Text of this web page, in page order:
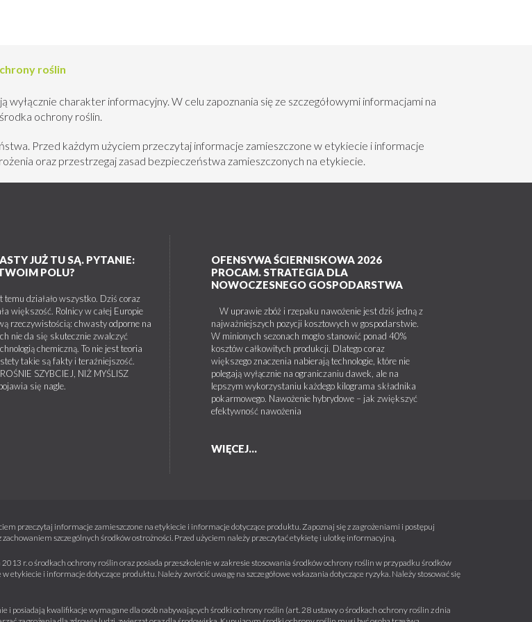
roślin
charakter informacyjny. W celu zapoznania się ze szczegółowymi informacjami na
ochrony roślin.
Przed każdym użyciem przeczytaj informacje zamieszczone w etykiecie i informacje
oraz przestrzegaj zasad bezpieczeństwa zamieszczonych na etykiecie.
JUŻ TU SĄ. PYTANIE:
POLU?
temu działało wszystko. Dziś coraz
większość. Rolnicy w całej Europie
rzeczywistością: chwasty odporne na
nie da się skutecznie zwalczyć
chemiczną. To nie jest teoria
takie są fakty i teraźniejszość.
SZYBCIEJ, NIŻ MYŚLISZ
się nagle.
OFENSYWA ŚCIERNISKOWA 2026
PROCAM. STRATEGIA DLA
NOWOCZESNEGO GOSPODARSTWA
W uprawie zbóż i rzepaku nawożenie jest dziś jedną z
najważniejszych pozycji kosztowych w gospodarstwie.
W minionych sezonach mogło stanowić ponad 40%
kosztów całkowitych produkcji. Dlatego coraz
większego znaczenia nabierają technologie, które nie
polegają wyłącznie na ograniczaniu dawek, ale na
lepszym wykorzystaniu każdego kilograma składnika
pokarmowego. Nawożenie hybrydowe – jak zwiększyć
efektywność nawożenia
WIĘCEJ...
przeczytaj informacje zamieszczone na etykiecie i informacje dotyczące produktu. Zapoznaj się z zagrożeniami i postępuj
szczególnych środków ostrożności. Przed użyciem należy przeczytać etykietę i ulotkę informacyjną.
r. o środkach ochrony roślin oraz posiada przeszkolenie w zakresie stosowania środków ochrony roślin w przypadku środków
i informacje dotyczące produktu. Należy zwrócić uwagę na szczegółowe wskazania dotyczące ryzyka. Należy stosować się
i posiadają kwalifikacje wymagane dla osób nabywających środki ochrony roślin (art. 28 ustawy o środkach ochrony roślin z dnia